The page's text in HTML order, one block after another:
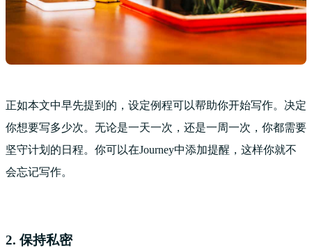
正如本文中早先提到的，设定例程可以帮助你开始写作。决定
你想要写多少次。无论是一天一次，还是一周一次，你都需要
坚守计划的日程。你可以在Journey中添加提醒，这样你就不
会忘记写作。
2. 保持私密